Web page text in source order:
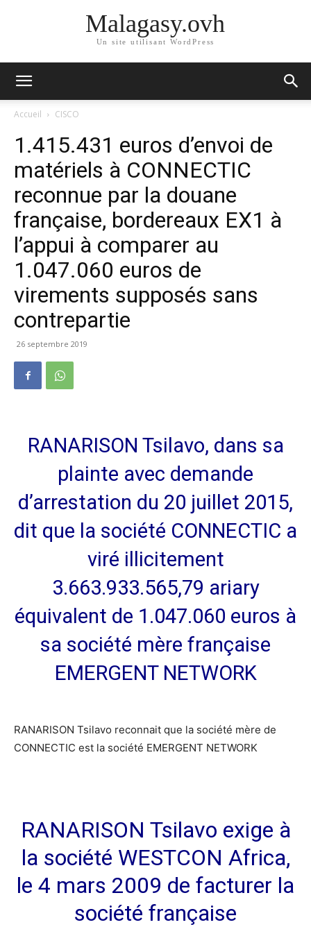
Malagasy.ovh
Un site utilisant WordPress
Accueil CISCO
1.415.431 euros d’envoi de
matériels à CONNECTIC
reconnue par la douane
française, bordereaux EX1 à
l’appui à comparer au
1.047.060 euros de
virements supposés sans
contrepartie
26 septembre 2019
RANARISON Tsilavo, dans sa
plainte avec demande
d’arrestation du 20 juillet 2015,
dit que la société CONNECTIC a
viré illicitement
3.663.933.565,79 ariary
équivalent de 1.047.060 euros à
sa société mère française
EMERGENT NETWORK
RANARISON Tsilavo reconnait que la société mère de
CONNECTIC est la société EMERGENT NETWORK
RANARISON Tsilavo exige à
la société WESTCON Africa,
le 4 mars 2009 de facturer la
société française